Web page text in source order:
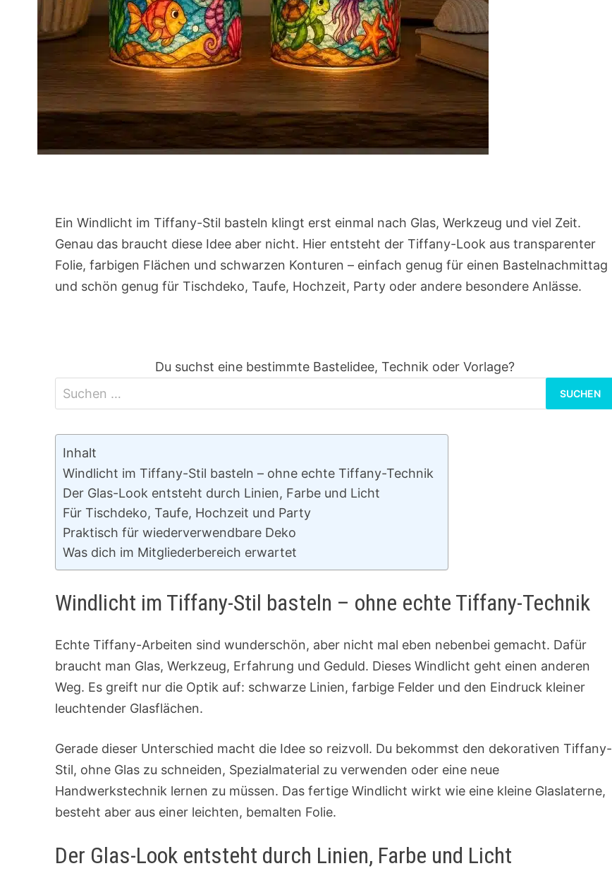
Ein Windlicht im Tiffany-Stil basteln klingt erst einmal nach Glas, Werkzeug und viel Zeit.
Genau das braucht diese Idee aber nicht. Hier entsteht der Tiffany-Look aus transparenter
Folie, farbigen Flächen und schwarzen Konturen – einfach genug für einen Bastelnachmittag
und schön genug für Tischdeko, Taufe, Hochzeit, Party oder andere besondere Anlässe.
Du suchst eine bestimmte Bastelidee, Technik oder Vorlage?
nach:
Inhalt
Windlicht im Tiffany-Stil basteln – ohne echte Tiffany-Technik
Der Glas-Look entsteht durch Linien, Farbe und Licht
Für Tischdeko, Taufe, Hochzeit und Party
Praktisch für wiederverwendbare Deko
Was dich im Mitgliederbereich erwartet
Windlicht im Tiffany-Stil basteln – ohne echte Tiffany-Technik
Echte Tiffany-Arbeiten sind wunderschön, aber nicht mal eben nebenbei gemacht. Dafür
braucht man Glas, Werkzeug, Erfahrung und Geduld. Dieses Windlicht geht einen anderen
Weg. Es greift nur die Optik auf: schwarze Linien, farbige Felder und den Eindruck kleiner
leuchtender Glasflächen.
Gerade dieser Unterschied macht die Idee so reizvoll. Du bekommst den dekorativen Tiffany-
Stil, ohne Glas zu schneiden, Spezialmaterial zu verwenden oder eine neue
Handwerkstechnik lernen zu müssen. Das fertige Windlicht wirkt wie eine kleine Glaslaterne,
besteht aber aus einer leichten, bemalten Folie.
Der Glas-Look entsteht durch Linien, Farbe und Licht